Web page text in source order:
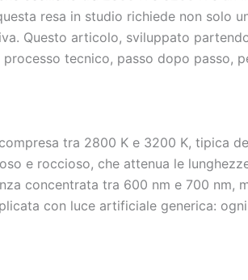
resa in studio richiede non solo
Questo articolo, sviluppato
tecnico, passo dopo passo,
tra 2800 K e 3200 K, tipica
e roccioso, che attenua le
concentrata tra 600 nm e 700
con luce artificiale generica: